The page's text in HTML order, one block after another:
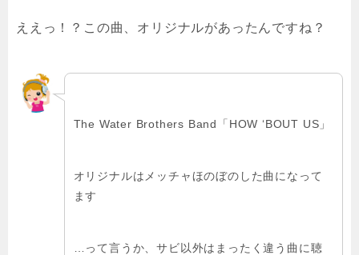
ええっ！？この曲、オリジナルがあったんですね？
The Water Brothers Band「HOW ‘BOUT US」
オリジナルはメッチャほのぼのした曲になって
ます
…って言うか、サビ以外はまったく違う曲に聴